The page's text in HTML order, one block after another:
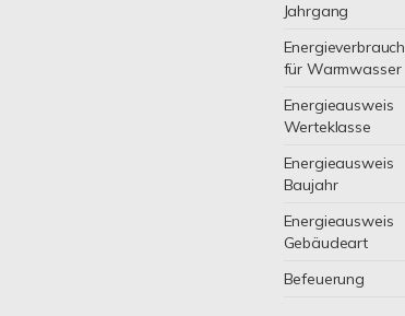
Jahrgang
Energieverbrauch
für Warmwasser
Energieausweis
Werteklasse
Energieausweis
Baujahr
Energieausweis
Gebäudeart
Befeuerung